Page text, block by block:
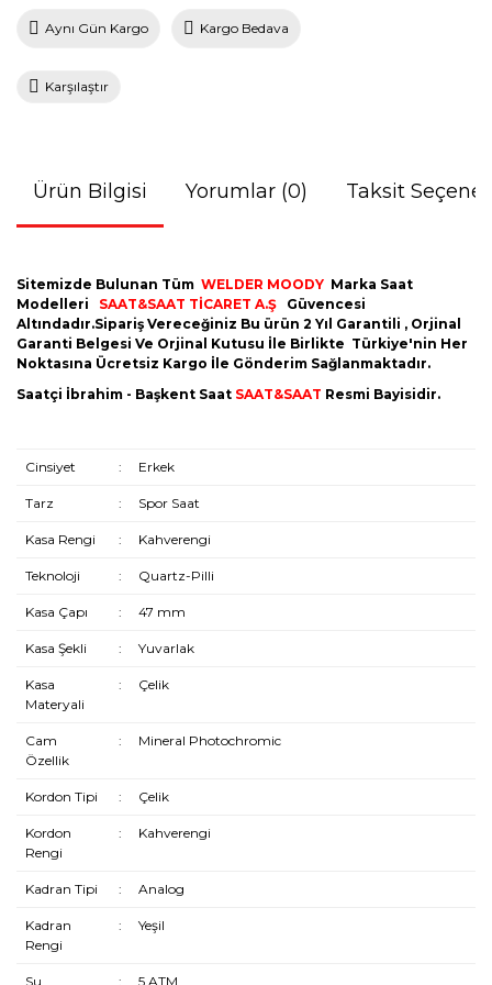
Aynı Gün Kargo Kargo Bedava
Karşılaştır
Ürün Bilgisi Yorumlar (0) Taksit
Sitemizde Bulunan Tüm WELDER MOODY Marka Saat
Modelleri SAAT&SAAT TİCARET A.Ş Güvencesi
Altındadır.Sipariş Vereceğiniz Bu ürün 2 Yıl Garantili , Orjinal
Garanti Belgesi Ve Orjinal Kutusu İle Birlikte Türkiye'nin Her
Noktasına Ücretsiz Kargo İle Gönderim Sağlanmaktadır.
Saatçi İbrahim - Başkent Saat SAAT&SAAT Resmi Bayisidir.
Cinsiyet : Erkek
Tarz : Spor Saat
Kasa Rengi : Kahverengi
Teknoloji : Quartz-Pilli
Kasa Çapı : 47 mm
Kasa Şekli : Yuvarlak
Kasa
Materyali
: Çelik
Cam
Özellik
: Mineral Photochromic
Kordon Tipi : Çelik
Kordon
Rengi
: Kahverengi
Kadran Tipi : Analog
Kadran
Rengi
: Yeşil
Su
: 5 ATM